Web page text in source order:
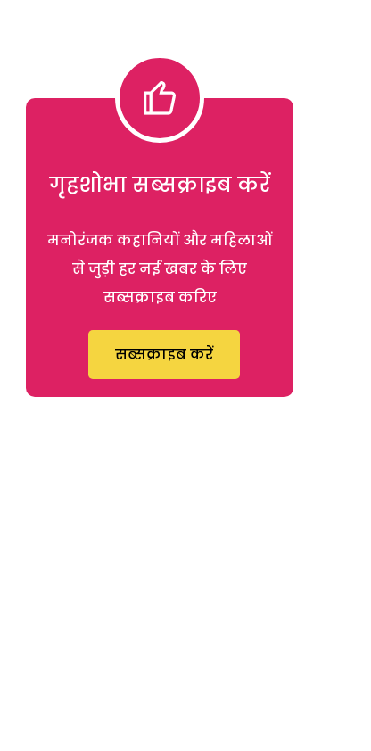
गृहशोभा सब्सक्राइब करें
मनोरंजक कहानियों और महिलाओं
से जुड़ी हर नई खबर के लिए
सब्सक्राइब करिए
सब्सक्राइब करें